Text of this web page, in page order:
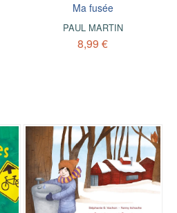
Ma fusée
PAUL MARTIN
8,99 €